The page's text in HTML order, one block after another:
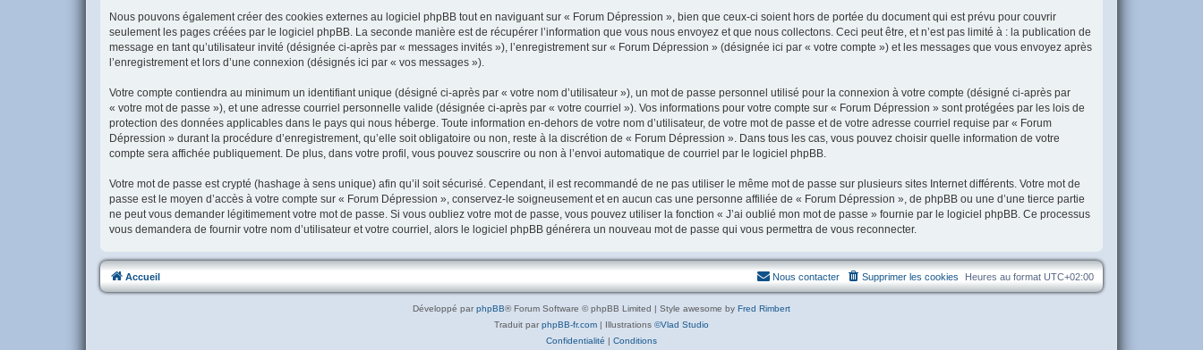
Nous pouvons également créer des cookies externes au logiciel phpBB tout en naviguant sur « Forum Dépression », bien que ceux-ci soient hors de portée du document qui est prévu pour couvrir
seulement les pages créées par le logiciel phpBB. La seconde manière est de récupérer l’information que vous nous envoyez et que nous collectons. Ceci peut être, et n’est pas limité à : la publication de
message en tant qu’utilisateur invité (désignée ci-après par « messages invités »), l’enregistrement sur « Forum Dépression » (désignée ici par « votre compte ») et les messages que vous envoyez après
l’enregistrement et lors d’une connexion (désignés ici par « vos messages »).
Votre compte contiendra au minimum un identifiant unique (désigné ci-après par « votre nom d’utilisateur »), un mot de passe personnel utilisé pour la connexion à votre compte (désigné ci-après par
« votre mot de passe »), et une adresse courriel personnelle valide (désignée ci-après par « votre courriel »). Vos informations pour votre compte sur « Forum Dépression » sont protégées par les lois de
protection des données applicables dans le pays qui nous héberge. Toute information en-dehors de votre nom d’utilisateur, de votre mot de passe et de votre adresse courriel requise par « Forum
Dépression » durant la procédure d’enregistrement, qu’elle soit obligatoire ou non, reste à la discrétion de « Forum Dépression ». Dans tous les cas, vous pouvez choisir quelle information de votre
compte sera affichée publiquement. De plus, dans votre profil, vous pouvez souscrire ou non à l’envoi automatique de courriel par le logiciel phpBB.
Votre mot de passe est crypté (hashage à sens unique) afin qu’il soit sécurisé. Cependant, il est recommandé de ne pas utiliser le même mot de passe sur plusieurs sites Internet différents. Votre mot de
passe est le moyen d’accès à votre compte sur « Forum Dépression », conservez-le soigneusement et en aucun cas une personne affiliée de « Forum Dépression », de phpBB ou une d’une tierce partie
ne peut vous demander légitimement votre mot de passe. Si vous oubliez votre mot de passe, vous pouvez utiliser la fonction « J’ai oublié mon mot de passe » fournie par le logiciel phpBB. Ce processus
vous demandera de fournir votre nom d’utilisateur et votre courriel, alors le logiciel phpBB générera un nouveau mot de passe qui vous permettra de vous reconnecter.
Accueil Heures au format UTC+02:00
Supprimer les cookies
Nous contacter
Développé par phpBB® Forum Software © phpBB Limited | Style awesome by Fred Rimbert
Traduit par phpBB-fr.com | Illustrations ©Vlad Studio
Confidentialité | Conditions